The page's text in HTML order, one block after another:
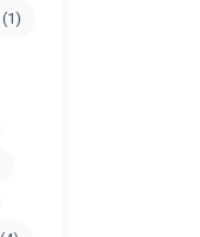
(1)